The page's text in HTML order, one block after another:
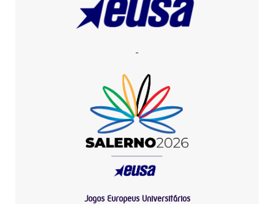
-
Jogos Europeus Universitários